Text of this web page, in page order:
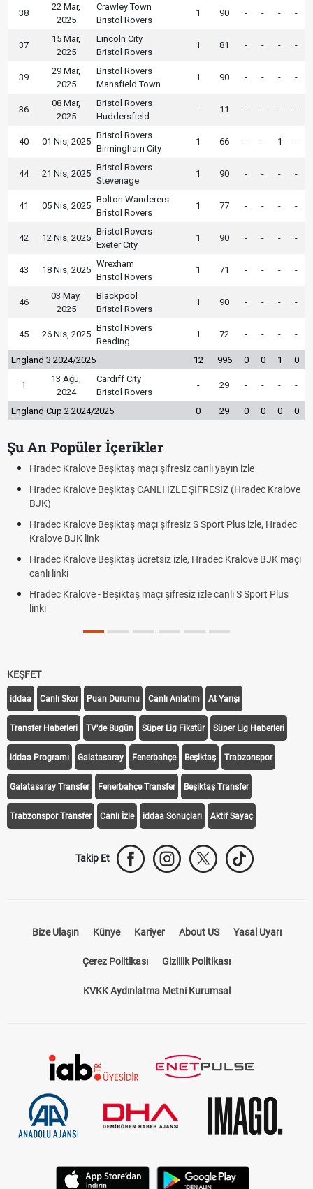
38
22 Mar,
2025
Crawley Town
Bristol Rovers
1 90 - - - -
37
15 Mar,
2025
Lincoln City
Bristol Rovers
1 81 - - - -
39
29 Mar,
2025
Bristol Rovers
Mansfield Town
1 90 - - - -
36
08 Mar,
2025
Bristol Rovers
Huddersfield
- 11 - - - -
40 01 Nis, 2025
Bristol Rovers
Birmingham City
1 66 - - 1 -
44 21 Nis, 2025
Bristol Rovers
Stevenage
1 90 - - - -
41 05 Nis, 2025
Bolton Wanderers
Bristol Rovers
1 77 - - - -
42 12 Nis, 2025
Bristol Rovers
Exeter City
1 90 - - - -
43 18 Nis, 2025
Wrexham
Bristol Rovers
1 71 - - - -
46
03 May,
2025
Blackpool
Bristol Rovers
1 90 - - - -
45 26 Nis, 2025
Bristol Rovers
Reading
1 72 - - - -
England 3 2024/2025 12 996 0 0 1 0
1
13 Ağu,
2024
Cardiff City
Bristol Rovers
- 29 - - - -
England Cup 2 2024/2025 0 29 0 0 0 0
Şu An Popüler İçerikler
Hradec Kralove Beşiktaş maçı şifresiz canlı yayın izle
Hradec Kralove Beşiktaş CANLI İZLE ŞİFRESİZ (Hradec Kralove
BJK)
Hradec Kralove Beşiktaş maçı şifresiz S Sport Plus izle, Hradec
Kralove BJK link
Hradec Kralove Beşiktaş ücretsiz izle, Hradec Kralove BJK maçı
canlı linki
Hradec Kralove - Beşiktaş maçı şifresiz izle canlı S Sport Plus
linki
KEŞFET
iddaa Canlı Skor Puan Durumu Canlı Anlatım At Yarışı
Transfer Haberleri TV'de Bugün Süper Lig Fikstür Süper Lig Haberleri
iddaa Programı Galatasaray Fenerbahçe Beşiktaş Trabzonspor
Galatasaray Transfer Fenerbahçe Transfer Beşiktaş Transfer
Trabzonspor Transfer Canlı İzle iddaa Sonuçları Aktif Sayaç
Takip Et
Bize Ulaşın Künye Kariyer About US Yasal Uyarı
Çerez Politikası Gizlilik Politikası
KVKK Aydınlatma Metni Kurumsal